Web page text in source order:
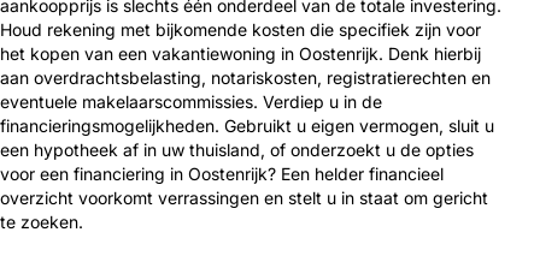
aankoopprijs is slechts één onderdeel van de totale investering.
Houd rekening met bijkomende kosten die specifiek zijn voor
het kopen van een vakantiewoning in Oostenrijk. Denk hierbij
aan overdrachtsbelasting, notariskosten, registratierechten en
eventuele makelaarscommissies. Verdiep u in de
financieringsmogelijkheden. Gebruikt u eigen vermogen, sluit u
een hypotheek af in uw thuisland, of onderzoekt u de opties
voor een financiering in Oostenrijk? Een helder financieel
overzicht voorkomt verrassingen en stelt u in staat om gericht
te zoeken.